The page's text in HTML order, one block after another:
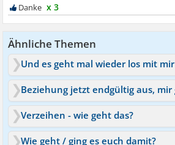
x 3
Ähnliche Themen
Und es geht mal wieder los mit mir
Verzeihen - wie geht das?
Wie geht / ging es euch damit?